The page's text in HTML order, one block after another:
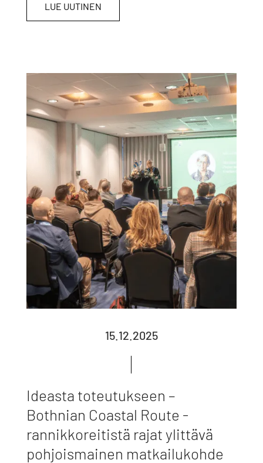
LUE UUTINEN
15.12.2025
Ideasta toteutukseen –
Bothnian Coastal Route -
rannikkoreitistä rajat ylittävä
pohjoismainen matkailukohde